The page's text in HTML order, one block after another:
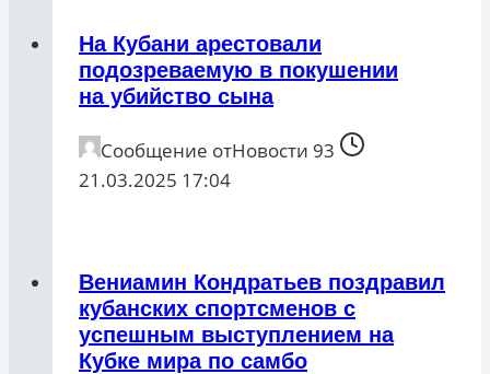
На Кубани арестовали
подозреваемую в покушении
на убийство сына
Сообщение отНовости 93
21.03.2025 17:04
Вениамин Кондратьев поздравил
кубанских спортсменов с
успешным выступлением на
Кубке мира по самбо